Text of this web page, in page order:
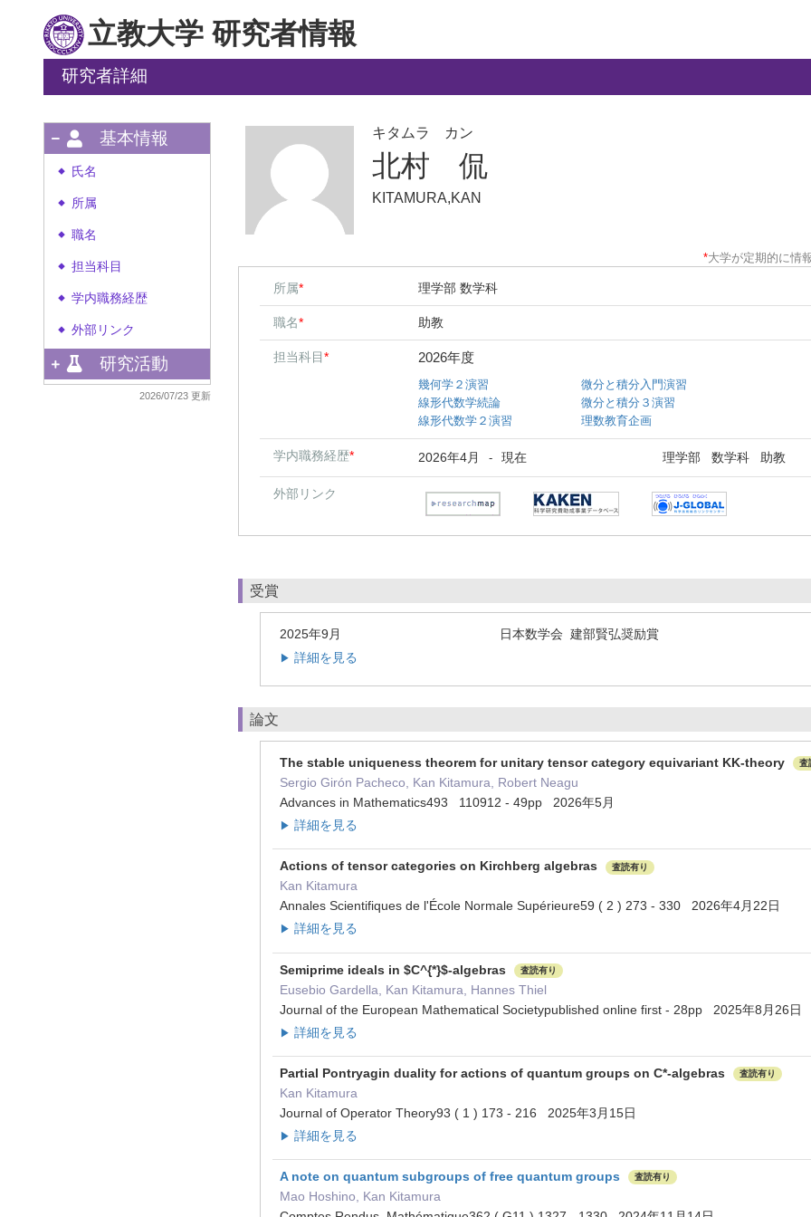
立教大学 研究者情報
研究者詳細
基本情報
◆ 氏名
◆ 所属
◆ 職名
◆ 担当科目
◆ 学内職務経歴
◆ 外部リンク
研究活動
2026/07/23 更新
キタムラ カン
北村 侃
KITAMURA,KAN
*大学が定期的に情
所属* 理学部 数学科
職名* 助教
担当科目* 2026年度
幾何学２演習
線形代数学続論
線形代数学２演習
微分と積分入門演習
微分と積分３演習
理数教育企画
学内職務経歴* 2026年4月 - 現在 理学部 数学科 助教
外部リンク
受賞
2025年9月 日本数学会 建部賢弘奨励賞
▶ 詳細を見る
論文
The stable uniqueness theorem for unitary tensor category equivariant KK-theory 査
Sergio Girón Pacheco, Kan Kitamura, Robert Neagu
Advances in Mathematics493 110912 - 49pp 2026年5月
▶ 詳細を見る
Actions of tensor categories on Kirchberg algebras 査読有り
Kan Kitamura
Annales Scientifiques de l'École Normale Supérieure59 ( 2 ) 273 - 330 2026年4月22日
▶ 詳細を見る
Semiprime ideals in $C^{*}$-algebras 査読有り
Eusebio Gardella, Kan Kitamura, Hannes Thiel
Journal of the European Mathematical Societypublished online first - 28pp 2025年8月26日
▶ 詳細を見る
Partial Pontryagin duality for actions of quantum groups on C*-algebras 査読有り
Kan Kitamura
Journal of Operator Theory93 ( 1 ) 173 - 216 2025年3月15日
▶ 詳細を見る
A note on quantum subgroups of free quantum groups 査読有り
Mao Hoshino, Kan Kitamura